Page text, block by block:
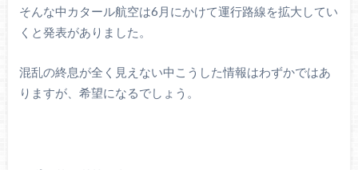
そんな中カタール航空は6月にかけて運行路線を拡大してい
くと発表がありました。
混乱の終息が全く見えない中こうした情報はわずかではあ
りますが、希望になるでしょう。